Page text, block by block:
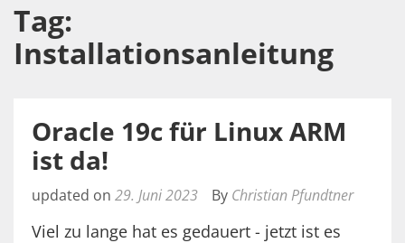
Tag:
Installationsanleitung
Oracle 19c für Linux ARM
ist da!
updated on 29. Juni 2023 By Christian Pfundtner
Viel zu lange hat es gedauert - jetzt ist es